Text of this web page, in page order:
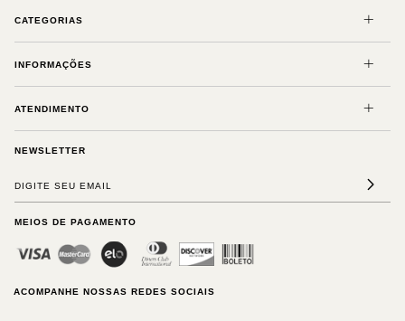
CATEGORIAS
INFORMAÇÕES
ATENDIMENTO
NEWSLETTER
MEIOS DE PAGAMENTO
ACOMPANHE NOSSAS REDES SOCIAIS